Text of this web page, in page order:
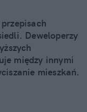
Deweloperzy
między innymi
mieszkań.